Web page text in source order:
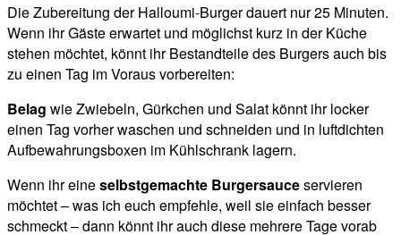
Die Zubereitung der Halloumi-Burger dauert nur 25 Minuten.
Wenn ihr Gäste erwartet und möglichst kurz in der Küche
stehen möchtet, könnt ihr Bestandteile des Burgers auch bis
zu einen Tag im Voraus vorbereiten:
Belag wie Zwiebeln, Gürkchen und Salat könnt ihr locker
einen Tag vorher waschen und schneiden und in luftdichten
Aufbewahrungsboxen im Kühlschrank lagern.
Wenn ihr eineselbstgemachte Burgersauceservieren
möchtet – was ich euch empfehle, weil sie einfach besser
schmeckt – dann könnt ihr auch diese mehrere Tage vorab